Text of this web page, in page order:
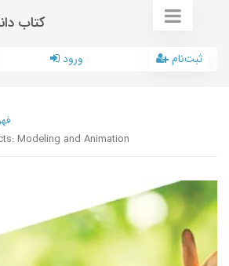
کتاب
ورود ثبت‌نام
Modeling and Animation